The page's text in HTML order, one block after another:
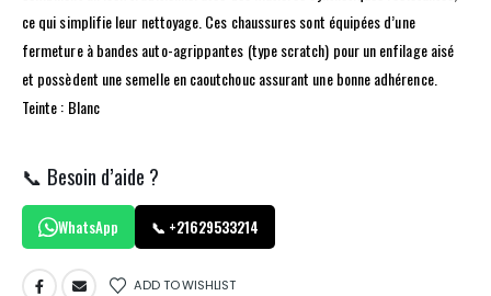
ce qui simplifie leur nettoyage. Ces chaussures sont équipées d’une
fermeture à bandes auto-agrippantes (type scratch) pour un enfilage aisé
et possèdent une semelle en caoutchouc assurant une bonne adhérence.
Teinte : Blanc
📞 Besoin d’aide ?
WhatsApp 📞 +21629533214
ADD TO WISHLIST